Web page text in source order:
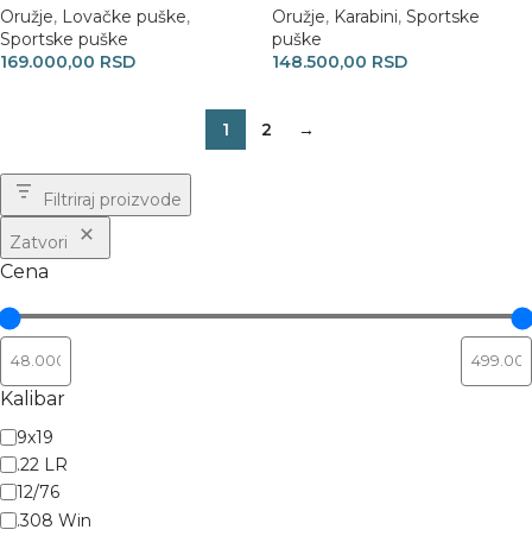
Filtriraj proizvode
Zatvori
Cena
Kalibar
9x19
.22 LR
12/76
.308 Win
Oružje, Lovačke puške,
Sportske puške
169.000,00 RSD
Oružje, Karabini, Sportske
puške
148.500,00 RSD
1 2 →